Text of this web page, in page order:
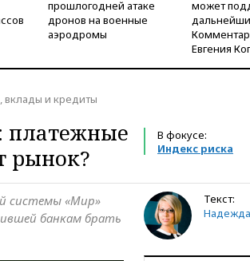
прошлогодней атаке
дронов на военные
аэродромы
может
Евгения
вклады и кредиты
В фокусе:
Индекс риска
платежные
рынок?
Текст:
системы «Мир»
банкам брать